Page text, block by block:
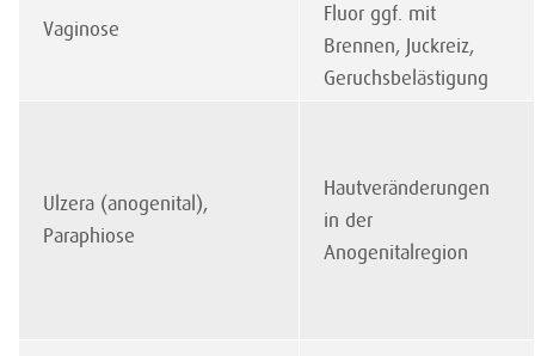
Vaginose
Fluor ggf. mit
Brennen, Juckreiz,
Geruchsbelästigung
Ulzera (anogenital),
Paraphiose
Hautveränderungen
in der
Anogenitalregion